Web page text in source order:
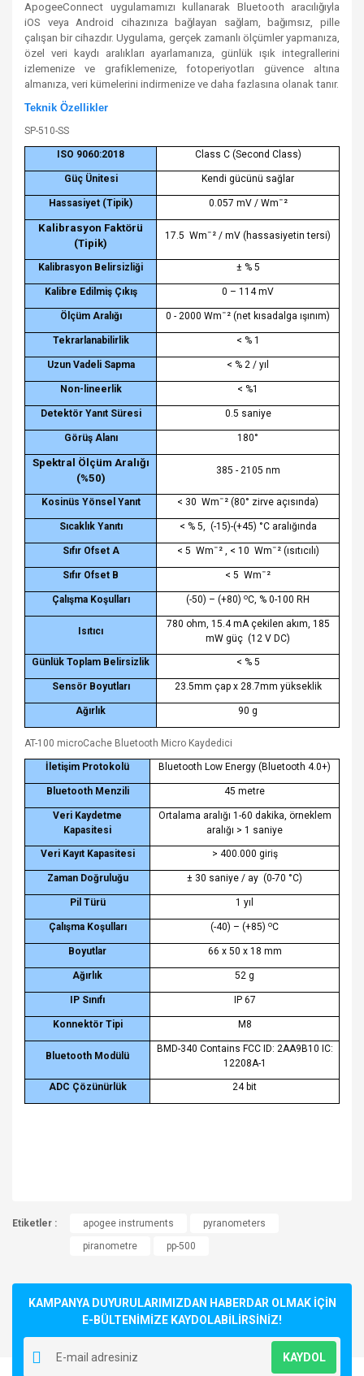
ApogeeConnect uygulamamızı kullanarak Bluetooth aracılığıyla
iOS veya Android cihazınıza bağlayan sağlam, bağımsız, pille
çalışan bir cihazdır. Uygulama, gerçek zamanlı ölçümler yapmanıza,
özel veri kaydı aralıkları ayarlamanıza, günlük ışık integrallerini
izlemenize ve grafiklemenize, fotoperiyotları güvence altına
almanıza, veri kümelerini indirmenize ve daha fazlasına olanak tanır.
Teknik Özellikler
SP-510-SS
ISO 9060:2018 Class C (Second Class)
Güç Ünitesi Kendi gücünü sağlar
Hassasiyet (Tipik) 0.057 mV / Wmˉ²
Kalibrasyon Faktörü
(Tipik)
17.5 Wmˉ² / mV (hassasiyetin tersi)
Kalibrasyon Belirsizliği ± % 5
Kalibre Edilmiş Çıkış 0 – 114 mV
Ölçüm Aralığı 0 - 2000 Wmˉ² (net kısadalga ışınım)
Tekrarlanabilirlik < % 1
Uzun Vadeli Sapma < % 2 / yıl
Non-lineerlik < %1
Detektör Yanıt Süresi 0.5 saniye
Görüş Alanı 180°
Spektral Ölçüm Aralığı
(%50)
385 - 2105 nm
Kosinüs Yönsel Yanıt < 30 Wmˉ² (80° zirve açısında)
Sıcaklık Yanıtı < % 5, (-15)-(+45) °C aralığında
Sıfır Ofset A < 5 Wmˉ² , < 10 Wmˉ² (ısıtıcılı)
Sıfır Ofset B < 5 Wmˉ²
Çalışma Koşulları (-50) – (+80) oC, % 0-100 RH
Isıtıcı
780 ohm, 15.4 mA çekilen akım, 185
mW güç (12 V DC)
Günlük Toplam Belirsizlik < % 5
Sensör Boyutları 23.5mm çap x 28.7mm yükseklik
Ağırlık 90 g
AT-100 microCache Bluetooth Micro Kaydedici
İletişim Protokolü Bluetooth Low Energy (Bluetooth 4.0+)
Bluetooth Menzili 45 metre
Veri Kaydetme
Kapasitesi
Ortalama aralığı 1-60 dakika, örneklem
aralığı > 1 saniye
Veri Kayıt Kapasitesi > 400.000 giriş
Zaman Doğruluğu ± 30 saniye / ay (0-70 °C)
Pil Türü 1 yıl
Çalışma Koşulları (-40) – (+85) oC
Boyutlar 66 x 50 x 18 mm
Ağırlık 52 g
IP Sınıfı IP 67
Konnektör Tipi M8
Bluetooth Modülü
BMD-340 Contains FCC ID: 2AA9B10 IC:
12208A-1
ADC Çözünürlük 24 bit
Bu ürüne ilk yorumu siz yapın!
Yorum Yaz
konularda yetersiz gördüğünüz noktaları öneri formunu
kullanarak tarafımıza iletebilirsiniz.
Görüş ve önerileriniz için teşekkür ederiz.
Ürün resmi kalitesiz, bozuk veya görüntülenemiyor.
Ürün açıklamasında eksik bilgiler bulunuyor.
Ürün fiyatı diğer sitelerden daha pahalı.
Etiketler : apogee instruments
pyranometers
piranometre
pp-500
KAMPANYA DUYURULARIMIZDAN HABERDAR OLMAK İÇİN
E-BÜLTENİMİZE KAYDOLABİLİRSİNİZ!
KAYDOL